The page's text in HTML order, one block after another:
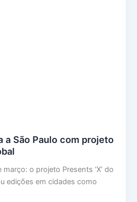
a São Paulo com projeto
o projeto Presents ‘X’ do
edições em cidades como